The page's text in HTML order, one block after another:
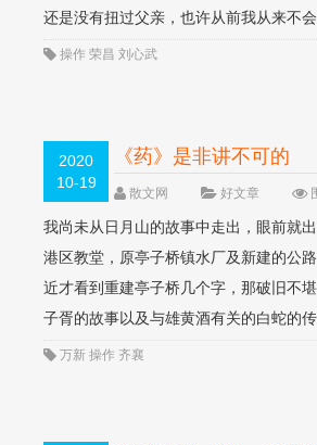
还是没有扭过父亲，也许从前我从来不
操作 荣昌 刘心武
2020
10-19
《药》是非讲不可的
散文网 好文章
我尚未从日月山的故事中走出，眼前就
港区教堂，原亭子桥镇水厂及新建的公
近才看到重建亭子桥几个字，那破旧不
子胥的故事以及与雄黄酒有关的白蛇的
万新 操作 齐襄